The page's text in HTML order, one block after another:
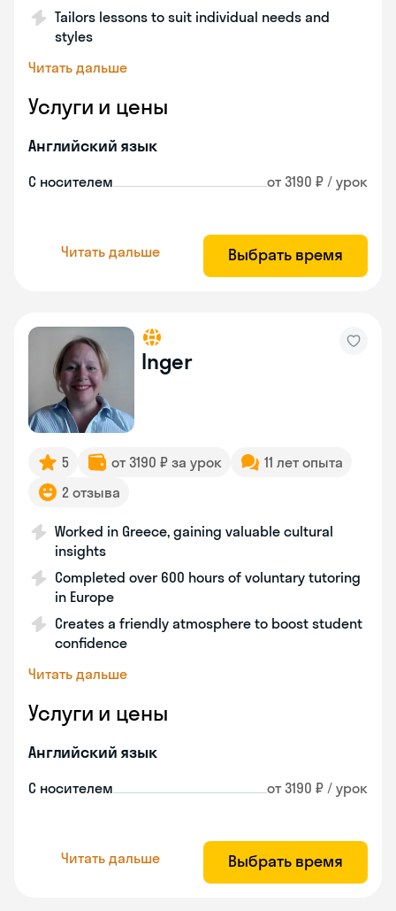
Tailors lessons to suit individual needs and
styles
Читать дальше
Услуги и цены
Английский язык
С носителем от 3190 ₽ / урок
Читать дальше Выбрать время
Inger
5 от 3190 ₽ за урок
11 лет опыта
2 отзыва
Worked in Greece, gaining valuable cultural
insights
Completed over 600 hours of voluntary tutoring
in Europe
Creates a friendly atmosphere to boost student
confidence
Читать дальше
Услуги и цены
Английский язык
С носителем от 3190 ₽ / урок
Читать дальше Выбрать время